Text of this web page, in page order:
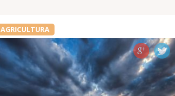
AGRICULTURA